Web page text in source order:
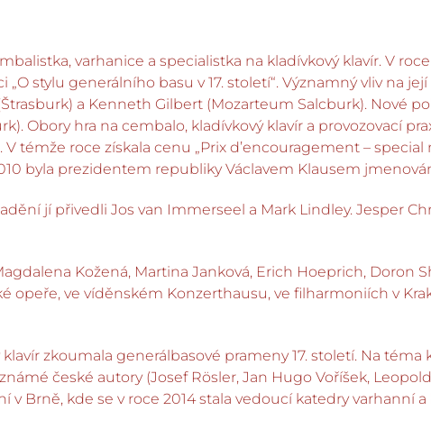
varhanice a specialistka na kladívkový klavír. V
„O stylu generálního basu v 17. století“. Významný vliv na
a Kenneth Gilbert (Mozarteum Salcburk). Nové
Obory hra na cembalo, kladívkový klavír a provozovací
V témže roce získala cenu „Prix d’encouragement –
byla prezidentem republiky Václavem Klausem
jí přivedli Jos van Immerseel a Mark Lindley. Jesper
Kožená, Martina Janková, Erich Hoeprich, Doron
opeře, ve víděnském Konzerthausu, ve filharmoniích v
zkoumala generálbasové prameny 17. století. Na
české autory (Josef Rösler, Jan Hugo Voříšek,
Brně, kde se v roce 2014 stala vedoucí katedry varhanní